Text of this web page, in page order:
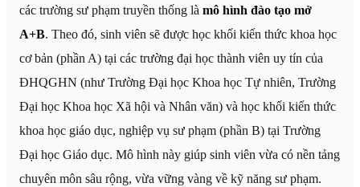
các trường sư phạm truyền thống là mô hình đào tạo mở
A+B. Theo đó, sinh viên sẽ được học khối kiến thức khoa học
cơ bản (phần A) tại các trường đại học thành viên uy tín của
ĐHQGHN (như Trường Đại học Khoa học Tự nhiên, Trường
Đại học Khoa học Xã hội và Nhân văn) và học khối kiến thức
khoa học giáo dục, nghiệp vụ sư phạm (phần B) tại Trường
Đại học Giáo dục. Mô hình này giúp sinh viên vừa có nền tảng
chuyên môn sâu rộng, vừa vững vàng về kỹ năng sư phạm.